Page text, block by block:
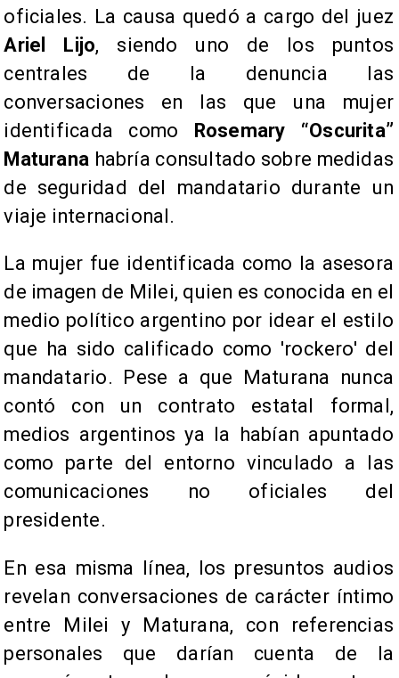
oficiales. La causa quedó a cargo del juez
Ariel Lijo, siendo uno de los puntos
centrales de la denuncia las
conversaciones en las que una mujer
identificada como Rosemary “Oscurita”
Maturana habría consultado sobre medidas
de seguridad del mandatario durante un
viaje internacional.
La mujer fue identificada como la asesora
de imagen de Milei, quien es conocida en el
medio político argentino por idear el estilo
que ha sido calificado como 'rockero' del
mandatario. Pese a que Maturana nunca
contó con un contrato estatal formal,
medios argentinos ya la habían apuntado
como parte del entorno vinculado a las
comunicaciones no oficiales del
presidente.
En esa misma línea, los presuntos audios
revelan conversaciones de carácter íntimo
entre Milei y Maturana, con referencias
personales que darían cuenta de la